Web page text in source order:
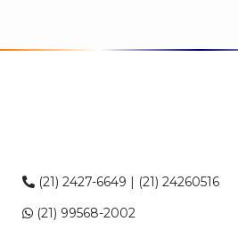
(21) 2427-6649 | (21) 24260516
(21) 99568-2002